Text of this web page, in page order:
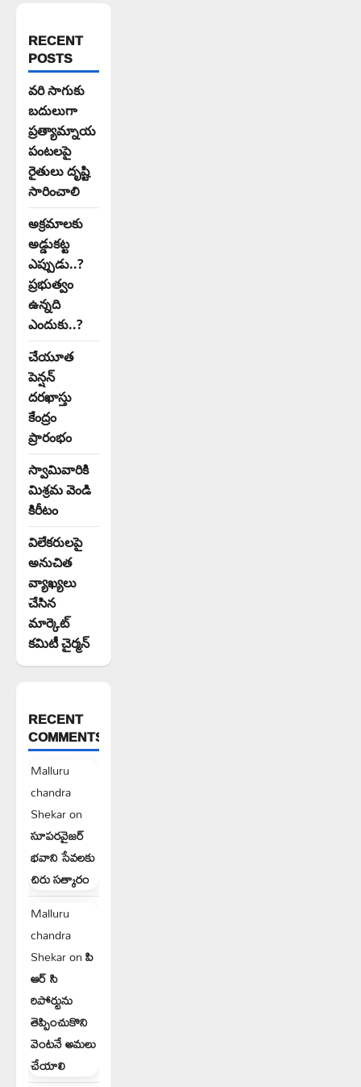
RECENT
POSTS
వరి సాగుకు
బదులుగా
ప్రత్యామ్నాయ
పంటలపై
రైతులు దృష్టి
సారించాలి
అక్రమాలకు
అడ్డుకట్ట
ఎప్పుడు..?
ప్రభుత్వం
ఉన్నది
ఎందుకు..?
చేయూత
పెన్షన్
దరఖాస్తు
కేంద్రం
ప్రారంభం
స్వామివారికి
మిశ్రమ వెండి
కిరీటం
విలేకరులపై
అనుచిత
వ్యాఖ్యలు
చేసిన
మార్కెట్
కమిటీ చైర్మన్‌
RECENT
COMMENTS
Malluru
chandra
Shekaron
సూపరవైజర్
భవాని సేవలకు
చిరు సత్కారం
Malluru
chandra
Shekaronపి
ఆర్ సి
రిపోర్టును
తెప్పించుకొని
వెంటనే అమలు
చేయాలి